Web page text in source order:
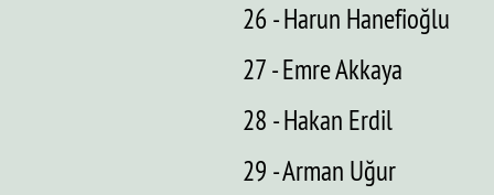
26 - Harun Hanefioğlu
27 - Emre Akkaya
28 - Hakan Erdil
29 - Arman Uğur